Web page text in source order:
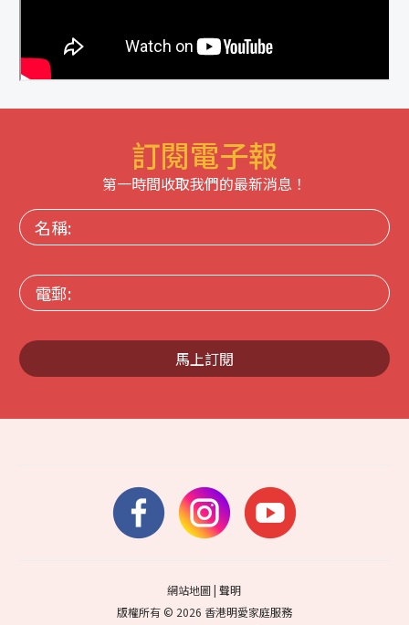
訂閱電子報
第一時間收取我們的最新消息！
名
稱:
電
郵:
馬上訂閱
網站地圖|聲明
版權所有 © 2026 香港明愛家庭服務